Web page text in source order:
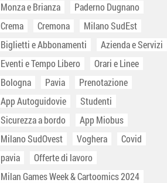
Monza e Brianza
Paderno Dugnano
Crema
Cremona
Milano SudEst
Biglietti e Abbonamenti
Azienda e Servizi
Eventi e Tempo Libero
Orari e Linee
Bologna
Pavia
Prenotazione
App Autoguidovie
Studenti
Sicurezza a bordo
App Miobus
Milano SudOvest
Voghera
Covid
pavia
Offerte di lavoro
Milan Games Week & Cartoomics 2024